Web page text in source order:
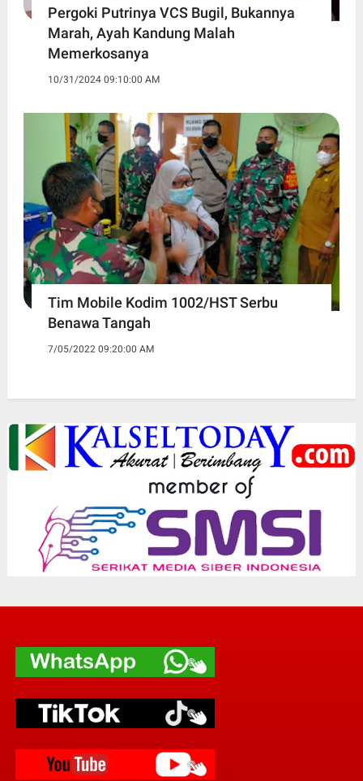
Pergoki Putrinya VCS Bugil, Bukannya
Marah, Ayah Kandung Malah
Memerkosanya
10/31/2024 09:10:00 AM
Tim Mobile Kodim 1002/HST Serbu
Benawa Tangah
7/05/2022 09:20:00 AM